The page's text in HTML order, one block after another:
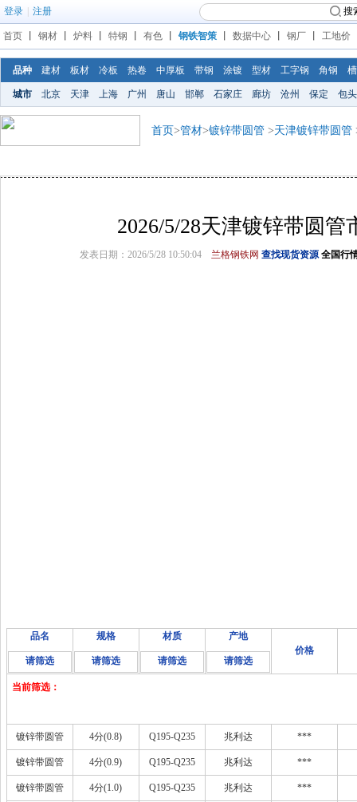
登录 注册 搜
首页 钢材 炉料 特钢 有色 钢铁智策 数据中心 钢厂 工地价
品种 建材 板材 冷板 热卷 中厚板 带钢 涂镀 型材 工字钢 角钢
城市 北京 天津 上海 广州 唐山 邯郸 石家庄 廊坊 沧州 保定 包头
首页>管材>镀锌带圆管 >天津镀锌带圆管
2026/5/28天津镀锌带圆管
发表日期：2026/5/28 10:50:04 兰格钢铁网 查找现货资源 全国行
品名
请筛选
规格
请筛选
材质
请筛选
产地
请筛选
价格
当前筛选：
镀锌带圆管 4分(0.8) Q195-Q235 兆利达 ***
镀锌带圆管 4分(0.9) Q195-Q235 兆利达 ***
镀锌带圆管 4分(1.0) Q195-Q235 兆利达 ***